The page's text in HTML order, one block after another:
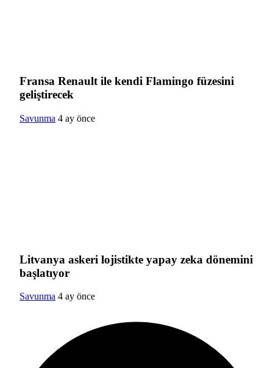
Fransa Renault ile kendi Flamingo füzesini
geliştirecek
Savunma 4 ay önce
Litvanya askeri lojistikte yapay zeka dönemini
başlatıyor
Savunma 4 ay önce